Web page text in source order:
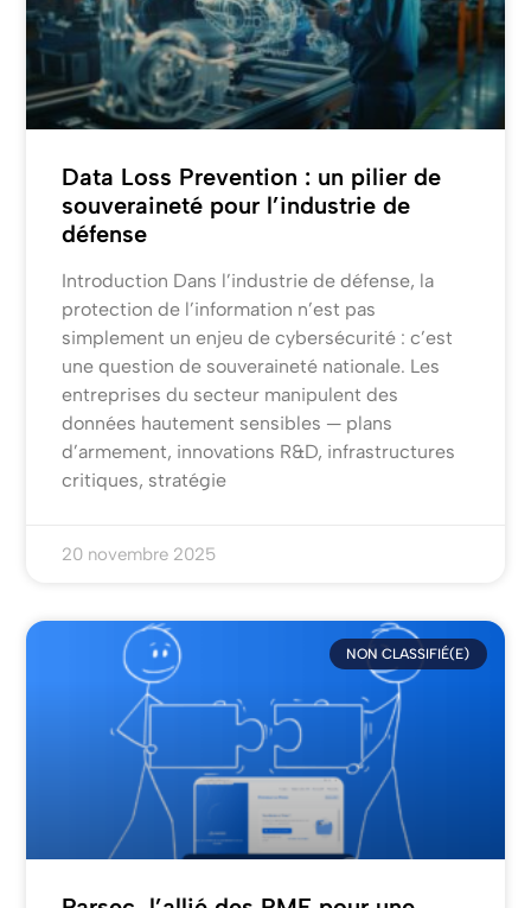
Data Loss Prevention : un pilier de
souveraineté pour l’industrie de
défense
Introduction Dans l’industrie de défense, la
protection de l’information n’est pas
simplement un enjeu de cybersécurité : c’est
une question de souveraineté nationale. Les
entreprises du secteur manipulent des
données hautement sensibles — plans
d’armement, innovations R&D, infrastructures
critiques, stratégie
20 novembre 2025
NON CLASSIFIÉ(E)